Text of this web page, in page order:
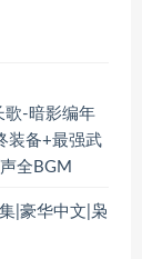
-暗影编年
装备+最强武
全BGM
|豪华中文|枭